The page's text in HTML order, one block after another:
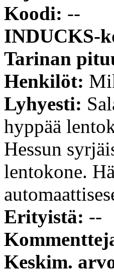
Koodi: --
INDUCKS-
Tarinan
Henkilöt:
Lyhyesti:
hyppää
Hessun
lentokone.
Erityistä: --
Keskim.